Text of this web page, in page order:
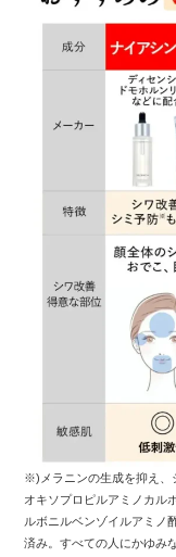
※)メラニンの生成を抑え、
オキソプロピルアミノカル
ルボニルベンゾイルアミノ
済み。すべての人にかゆみ